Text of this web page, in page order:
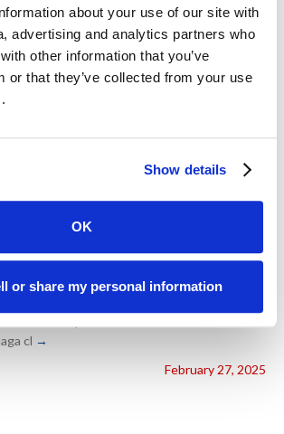
about your use of our site with
advertising and analytics partners who
other information that you’ve
or that they’ve collected from your use
Show details
OK
or share my personal information
LAUNCHES IMMEDIATE
CLINIC, OFFERING SAME-DAY ACCESS
September 17, 2025
HOW STRESS IMPACTS WOMEN’S HEART
cl
February 27, 2025